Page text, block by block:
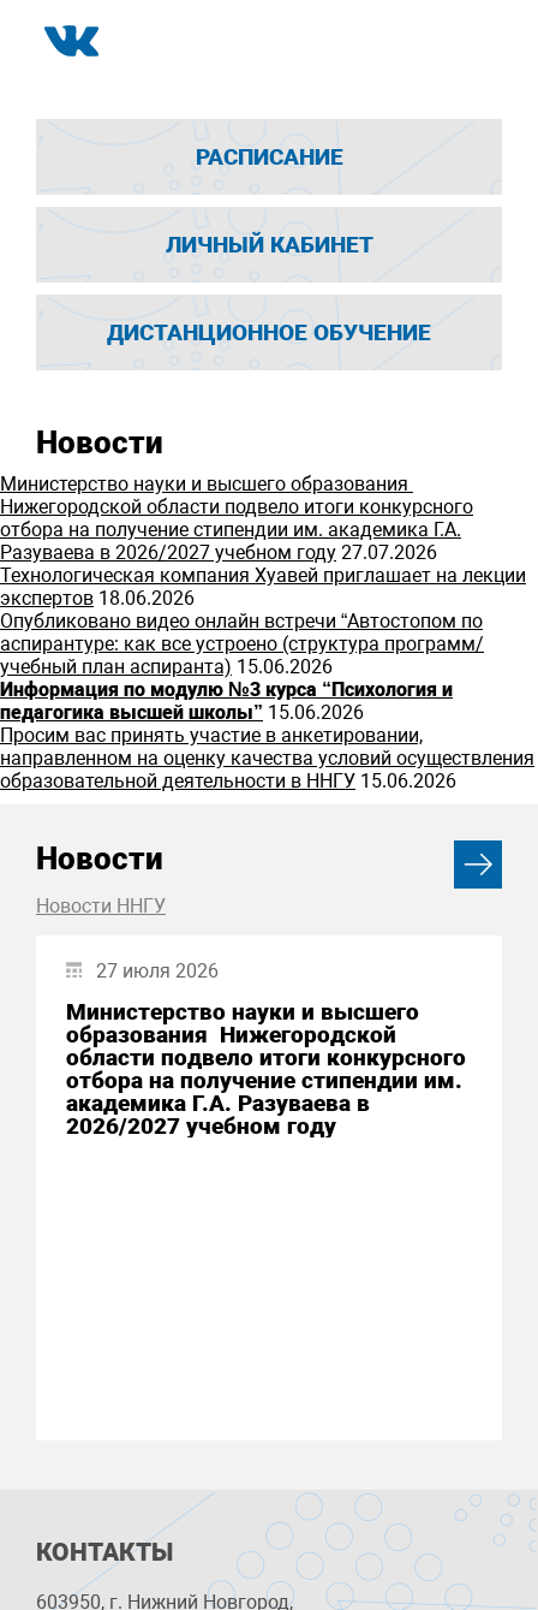
РАСПИСАНИЕ
ЛИЧНЫЙ КАБИНЕТ
ДИСТАНЦИОННОЕ ОБУЧЕНИЕ
Новости
Министерство науки и высшего образования
Нижегородской области подвело итоги конкурсного
отбора на получение стипендии им. академика Г.А.
Разуваева в 2026/2027 учебном году 27.07.2026
Технологическая компания Хуавей приглашает на лекции
экспертов 18.06.2026
Опубликовано видео онлайн встречи “Автостопом по
аспирантуре: как все устроено (структура программ/
учебный план аспиранта) 15.06.2026
Информация по модулю №3 курса “Психология и
педагогика высшей школы” 15.06.2026
Просим вас принять участие в анкетировании,
направленном на оценку качества условий осуществления
образовательной деятельности в ННГУ 15.06.2026
Новости
Новости ННГУ
27 июля 2026
Министерство науки и высшего
образования Нижегородской
области подвело итоги конкурсного
отбора на получение стипендии им.
академика Г.А. Разуваева в
2026/2027 учебном году
КОНТАКТЫ
603950, г. Нижний Новгород,